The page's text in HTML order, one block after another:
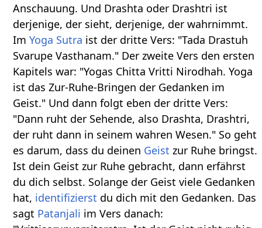
Anschauung. Und Drashta oder Drashtri ist
derjenige, der sieht, derjenige, der wahrnimmt.
ImYoga Sutra ist der dritte Vers: "Tada Drastuh
Svarupe Vasthanam." Der zweite Vers den ersten
Kapitels war: "Yogas Chitta Vritti Nirodhah. Yoga
ist das Zur-Ruhe-Bringen der Gedanken im
Geist." Und dann folgt eben der dritte Vers:
"Dann ruht der Sehende, also Drashta, Drashtri,
der ruht dann in seinem wahren Wesen." So geht
es darum, dass du deinen Geist zur Ruhe bringst.
Ist dein Geist zur Ruhe gebracht, dann erfährst
du dich selbst. Solange der Geist viele Gedanken
hat, identifizierst du dich mit den Gedanken. Das
sagt Patanjali im Vers danach: